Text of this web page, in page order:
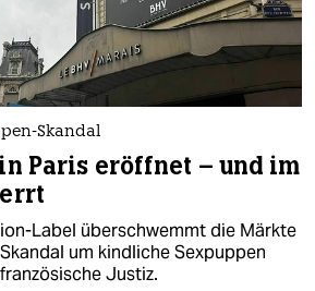
Skandal
Paris eröffnet – und im
Label überschwemmt die Märkte
um kindliche Sexpuppen
Justiz.